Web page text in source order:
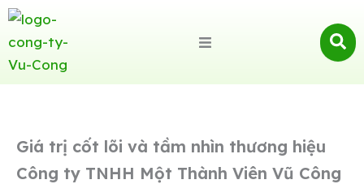
Giá trị cốt lõi và tầm nhìn thương hiệu
Công ty TNHH Một Thành Viên Vũ Công